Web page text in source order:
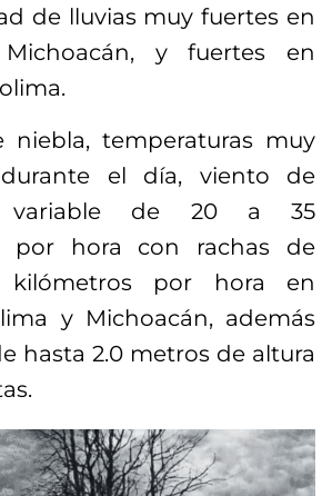
de lluvias muy fuertes en
y fuertes en
niebla, temperaturas muy
durante el día, viento de
variable de 20 a 35
por hora con rachas de
kilómetros por hora en
y Michoacán, además
hasta 2.0 metros de altura